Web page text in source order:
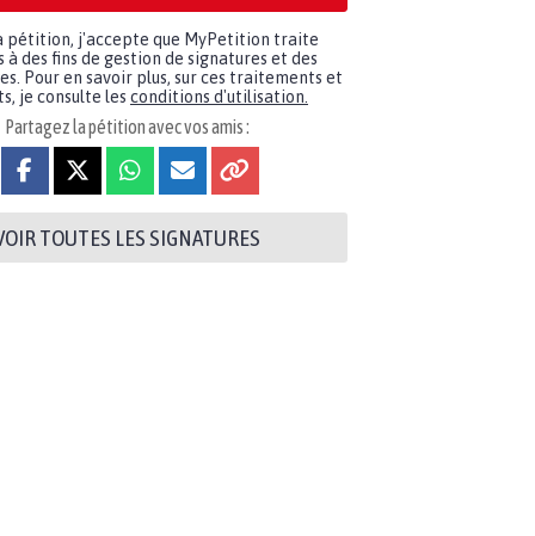
pétition, j'accepte que MyPetition traite
à des fins de gestion de signatures et des
Pour en savoir plus, sur ces traitements et
je consulte les conditions d'utilisation.
Partagez la pétition avec vos amis :
TOUTES LES SIGNATURES